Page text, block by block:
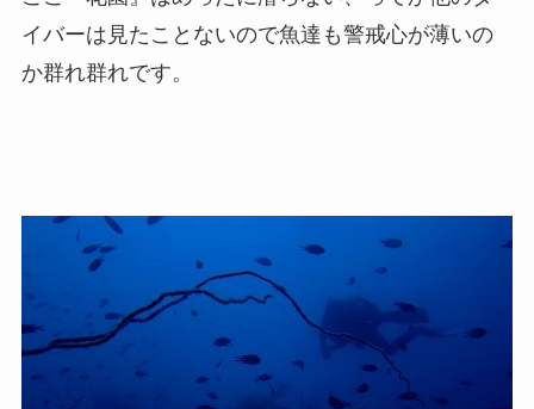
イバーは見たことないので魚達も警戒心が薄いの
か群れ群れです。